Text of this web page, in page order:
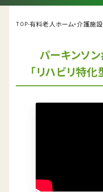
TOP-有料老人ホーム・介護施
パーキンソ
「リハビリ特